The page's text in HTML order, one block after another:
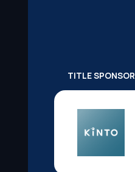
TITLE SPONSOR